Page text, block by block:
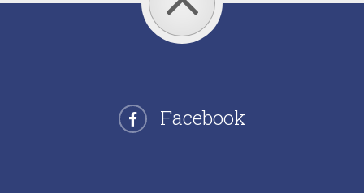
Facebook